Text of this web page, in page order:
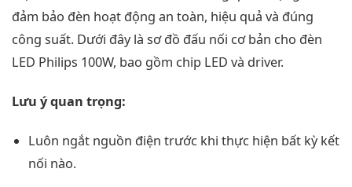
đảm bảo đèn hoạt động an toàn, hiệu quả và đúng
công suất. Dưới đây là sơ đồ đấu nối cơ bản cho đèn
LED Philips 100W, bao gồm chip LED và driver.
Lưu ý quan trọng:
Luôn ngắt nguồn điện trước khi thực hiện bất kỳ kết
nối nào.